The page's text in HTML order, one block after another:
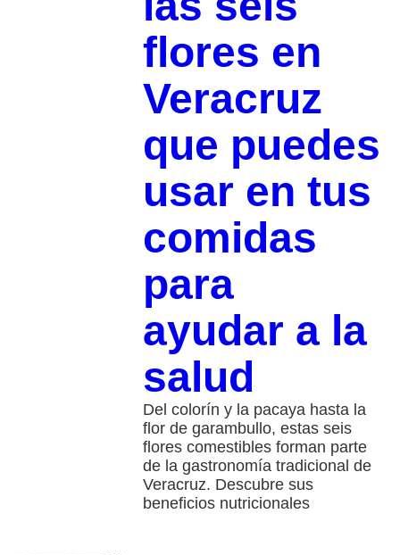
flores en
Veracruz
que puedes
usar en tus
comidas
para
ayudar a la
salud
Del colorín y la pacaya hasta la
flor de garambullo, estas seis
flores comestibles forman parte
de la gastronomía tradicional de
Veracruz. Descubre sus
beneficios nutricionales